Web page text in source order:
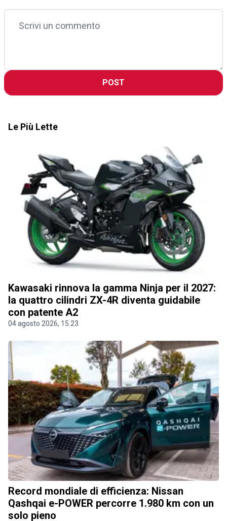
POST
Le Più Lette
Kawasaki rinnova la gamma Ninja per il 2027:
la quattro cilindri ZX-4R diventa guidabile
con patente A2
04 agosto 2026, 15.23
Record mondiale di efficienza: Nissan
Qashqai e-POWER percorre 1.980 km con un
solo pieno